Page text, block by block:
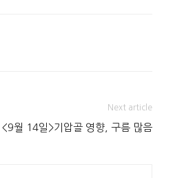
Next article
<9월 14일>기압골 영향, 구름 많음